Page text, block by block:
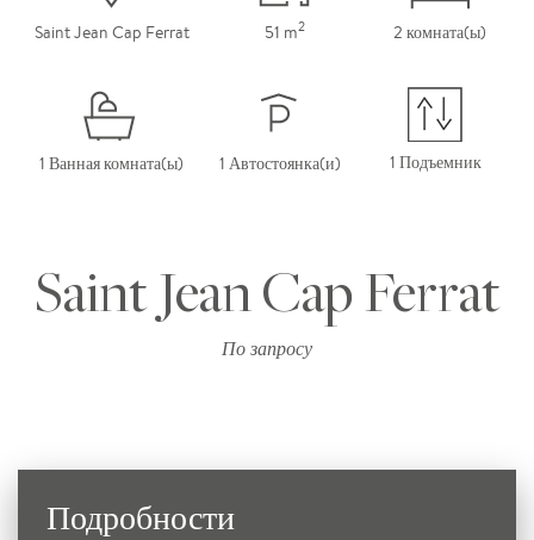
Saint Jean Cap Ferrat 51 m2 2 комната(ы)
1 Ванная комната(ы) 1 Автостоянка(и) 1 Подъемник
Saint Jean Cap Ferrat
По запросу
Подробности